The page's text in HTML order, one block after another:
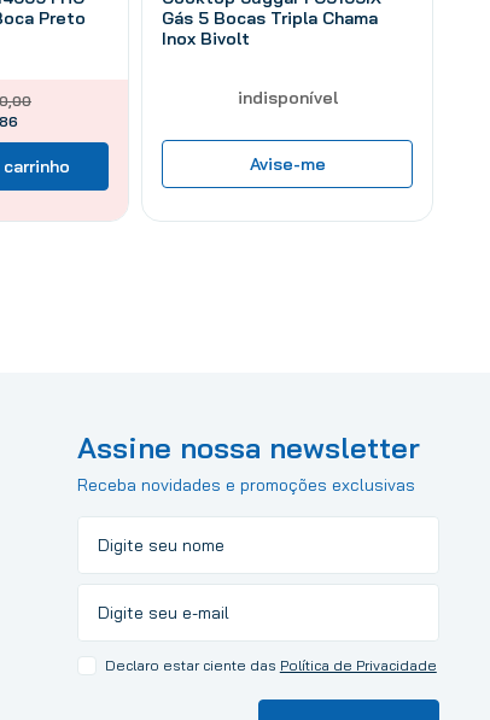
Preto
,00
Gás 5 Bocas Tripla Chama
Inox Bivolt
indisponível
Avise-me
Assine nossa newsletter
Receba novidades e promoções exclusivas
Declaro estar ciente das Política de Privacidade